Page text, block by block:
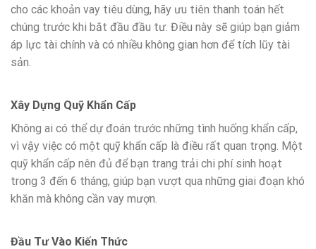
cho các khoản vay tiêu dùng, hãy ưu tiên thanh toán hết
chúng trước khi bắt đầu đầu tư. Điều này sẽ giúp bạn giảm
áp lực tài chính và có nhiều không gian hơn để tích lũy tài
sản.
Xây Dựng Quỹ Khẩn Cấp
Không ai có thể dự đoán trước những tình huống khẩn cấp,
vì vậy việc có một quỹ khẩn cấp là điều rất quan trọng. Một
quỹ khẩn cấp nên đủ để bạn trang trải chi phí sinh hoạt
trong 3 đến 6 tháng, giúp bạn vượt qua những giai đoạn khó
khăn mà không cần vay mượn.
Đầu Tư Vào Kiến Thức